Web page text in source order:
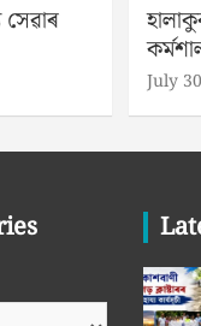
সেৱাৰ
July